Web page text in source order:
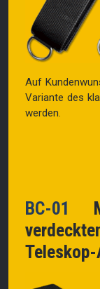
Auf
Variante des
werden.
BC-01